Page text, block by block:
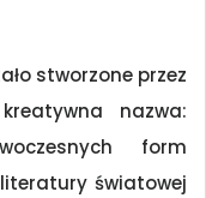
stworzone przez
nazwa:
form
światowej